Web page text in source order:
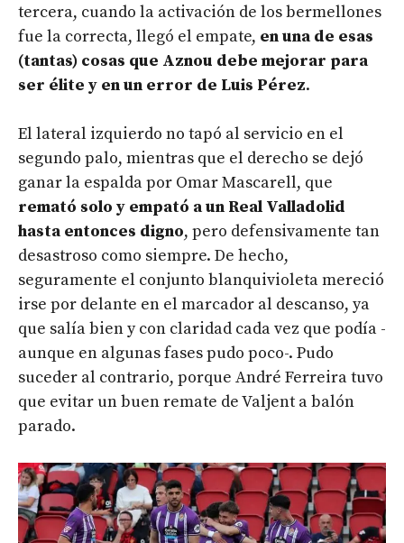
tercera, cuando la activación de los bermellones
fue la correcta, llegó el empate, en una de esas
(tantas) cosas que Aznou debe mejorar para
ser élite y en un error de Luis Pérez.
El lateral izquierdo no tapó al servicio en el
segundo palo, mientras que el derecho se dejó
ganar la espalda por Omar Mascarell, que
remató solo y empató a un Real Valladolid
hasta entonces digno, pero defensivamente tan
desastroso como siempre. De hecho,
seguramente el conjunto blanquivioleta mereció
irse por delante en el marcador al descanso, ya
que salía bien y con claridad cada vez que podía -
aunque en algunas fases pudo poco-. Pudo
suceder al contrario, porque André Ferreira tuvo
que evitar un buen remate de Valjent a balón
parado.